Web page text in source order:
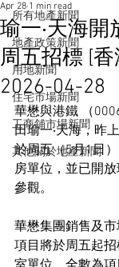
所有地產新聞
地產政策新聞
用地新聞
住宅市場新聞
工商舖市場新聞
其他關於地產新聞
瑜一‧天海
周五招標 [
2026-04-28
Apr 28 1 min read
華懋與港鐵 （
田瑜一‧天海，昨
於周五（5月1日
房單位，並已開
參觀。
華懋集團銷售及市
項目將於周五起